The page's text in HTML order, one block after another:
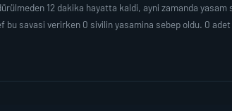
12 dakika hayatta kaldi, ayni zamanda
savasi verirken 0 sivilin yasamina sebep oldu. 0